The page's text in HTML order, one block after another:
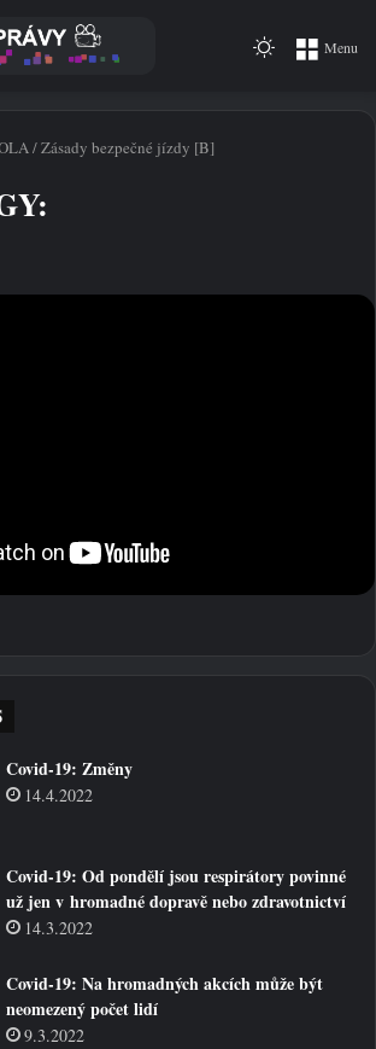
Menu
Switch
/Zásady bezpečné jízdy [B]
Covid-19: Změny
14.4.2022
Covid-19: Od pondělí jsou respirátory povinné
už jen v hromadné dopravě nebo zdravotnictví
14.3.2022
Covid-19: Na hromadných akcích může být
neomezený počet lidí
9.3.2022